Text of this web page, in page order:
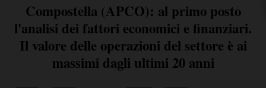
Compostella (APCO): al primo posto
l'analisi dei fattori economici e finanziari.
Il valore delle operazioni del settore è ai
massimi dagli ultimi 20 anni